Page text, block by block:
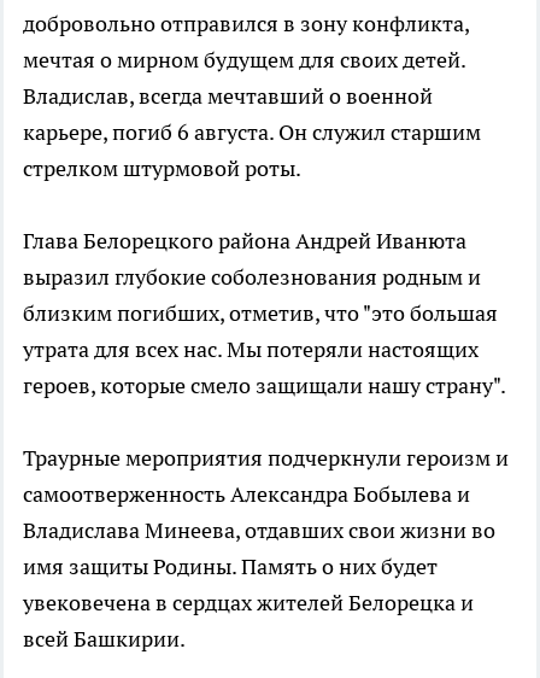
добровольно отправился в зону конфликта,
мечтая о мирном будущем для своих детей.
Владислав, всегда мечтавший о военной
карьере, погиб 6 августа. Он служил старшим
стрелком штурмовой роты.
Глава Белорецкого района Андрей Иванюта
выразил глубокие соболезнования родным и
близким погибших, отметив, что "это большая
утрата для всех нас. Мы потеряли настоящих
героев, которые смело защищали нашу страну".
Траурные мероприятия подчеркнули героизм и
самоотверженность Александра Бобылева и
Владислава Минеева, отдавших свои жизни во
имя защиты Родины. Память о них будет
увековечена в сердцах жителей Белорецка и
всей Башкирии.